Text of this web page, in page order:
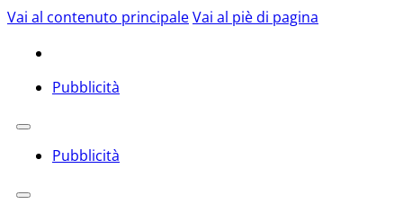
Vai al contenuto principaleVai al piè di pagina
Pubblicità
Pubblicità